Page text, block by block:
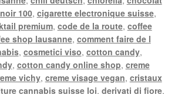
100, cigarette electronique suisse,
premium, code de la route, coffee
shop lausanne, comment faire de l
, cosmetici viso, cotton candy,
, cotton candy online shop, creme
vichy, creme visage vegan, cristaux
cannabis suisse loi, derivati di fiore,